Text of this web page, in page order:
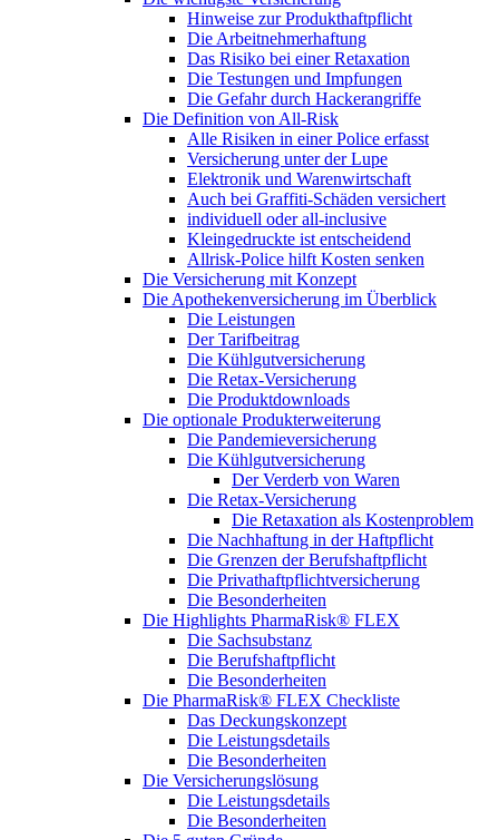
Hinweise zur Produkthaftpflicht
Die Arbeitnehmerhaftung
Das Risiko bei einer Retaxation
Die Testungen und Impfungen
Die Gefahr durch Hackerangriffe
Die Definition von All-Risk
Alle Risiken in einer Police erfasst
Versicherung unter der Lupe
Elektronik und Warenwirtschaft
Auch bei Graffiti-Schäden versichert
individuell oder all-inclusive
Kleingedruckte ist entscheidend
Allrisk-Police hilft Kosten senken
Die Versicherung mit Konzept
Die Apothekenversicherung im Überblick
Die Leistungen
Der Tarifbeitrag
Die Kühlgutversicherung
Die Retax-Versicherung
Die Produktdownloads
Die optionale Produkterweiterung
Die Pandemieversicherung
Die Kühlgutversicherung
Der Verderb von Waren
Die Retax-Versicherung
Die Retaxation als Kostenproblem
Die Nachhaftung in der Haftpflicht
Die Grenzen der Berufshaftpflicht
Die Privathaftpflichtversicherung
Die Besonderheiten
Die Highlights PharmaRisk® FLEX
Die Sachsubstanz
Die Berufshaftpflicht
Die Besonderheiten
Die PharmaRisk® FLEX Checkliste
Das Deckungskonzept
Die Leistungsdetails
Die Besonderheiten
Die Versicherungslösung
Die Leistungsdetails
Die Besonderheiten